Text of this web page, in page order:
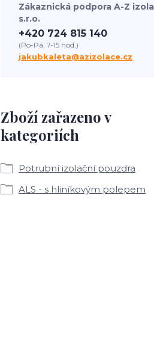
Zboží zařazeno v
kategoriích
Potrubní izolační pouzdra
ALS - s hliníkovým polepem
Zákaznická podpora A-Z
s.r.o.
+420 724 815 140
(Po-Pá, 7-15 hod.)
jakubkaleta@azizolace.cz